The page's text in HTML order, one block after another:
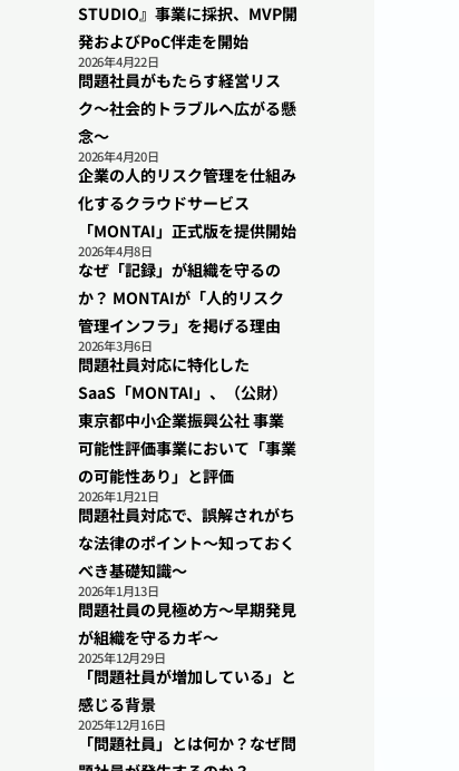
STUDIO』事業に採択、MVP開
発およびPoC伴走を開始
2026年4月22日
問題社員がもたらす経営リス
ク〜社会的トラブルへ広がる懸
念〜
2026年4月20日
企業の人的リスク管理を仕組み
化するクラウドサービス
「MONTAI」正式版を提供開始
2026年4月8日
なぜ「記録」が組織を守るの
か？ MONTAIが「人的リスク
管理インフラ」を掲げる理由
2026年3月6日
問題社員対応に特化した
SaaS「MONTAI」、（公財）
東京都中小企業振興公社 事業
可能性評価事業において「事業
の可能性あり」と評価
2026年1月21日
問題社員対応で、誤解されがち
な法律のポイント〜知っておく
べき基礎知識〜
2026年1月13日
問題社員の見極め方〜早期発見
が組織を守るカギ〜
2025年12月29日
「問題社員が増加している」と
感じる背景
2025年12月16日
「問題社員」とは何か？なぜ問